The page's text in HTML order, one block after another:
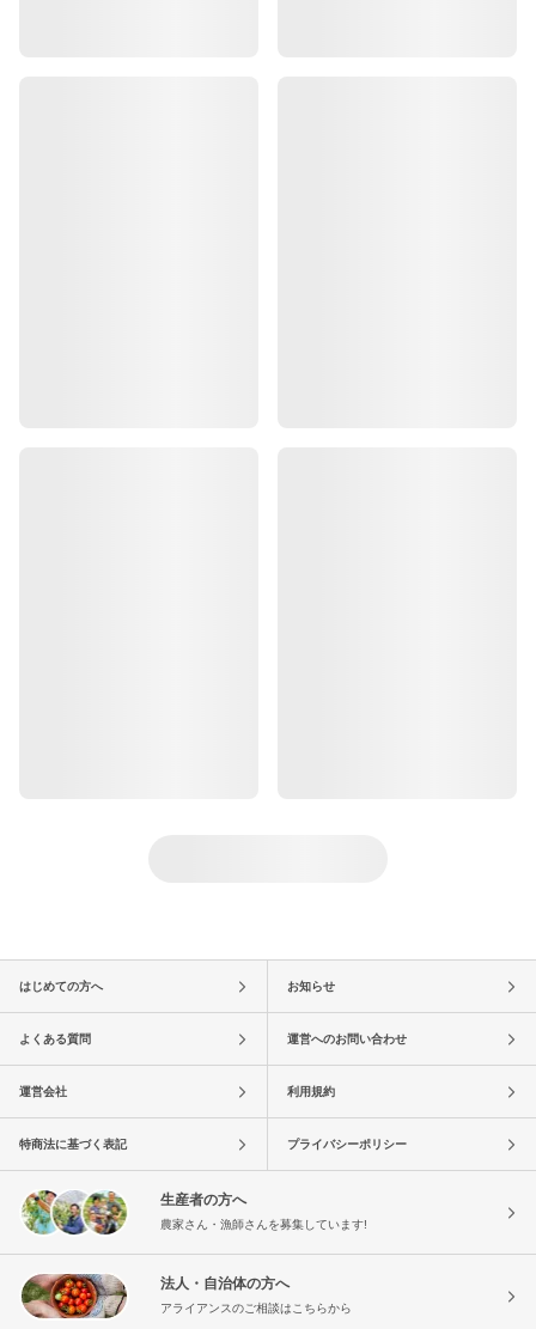
はじめての方へ お知らせ
よくある質問 運営へのお問い合わせ
運営会社 利用規約
特商法に基づく表記 プライバシーポリシー
生産者の方へ
農家さん・漁師さんを募集しています!
法人・自治体の方へ
アライアンスのご相談はこちらから